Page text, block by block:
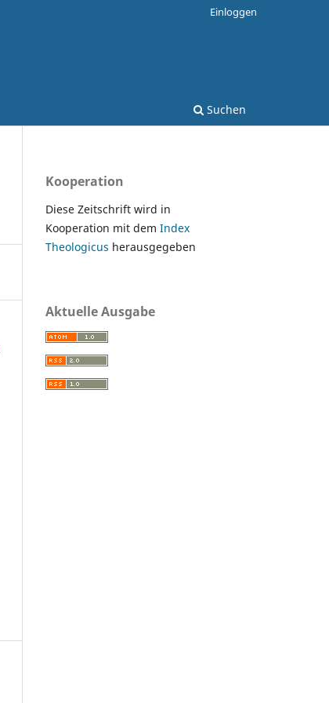
Suchen
Einloggen
Kooperation
Diese Zeitschrift wird in
Kooperation mit dem Index
Theologicus herausgegeben
Aktuelle Ausgabe